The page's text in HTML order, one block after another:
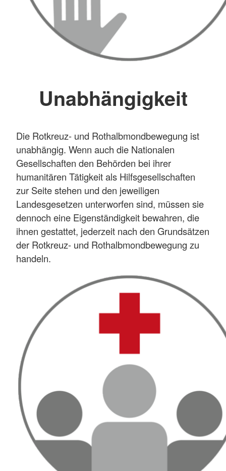
Unabhängigkeit
Die Rotkreuz- und Rothalbmondbewegung ist
unabhängig. Wenn auch die Nationalen
Gesellschaften den Behörden bei ihrer
humanitären Tätigkeit als Hilfsgesellschaften
zur Seite stehen und den jeweiligen
Landesgesetzen unterworfen sind, müssen sie
dennoch eine Eigenständigkeit bewahren, die
ihnen gestattet, jederzeit nach den Grundsätzen
der Rotkreuz- und Rothalbmondbewegung zu
handeln.